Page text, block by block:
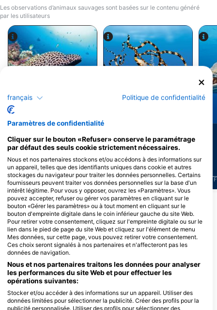
Les observations d’animaux sauvages sont basées sur le contenu généré
par les utilisateurs
Alamy-WaterFrame
J F M A J A S O
Alamy/Reinhard Dirscherl
J S O F
Centres de plongée desservant ce site
de plongée
TIKI DIVE
Q04 Quai Patrice Martin, 83240
CAVALAIRE SUR MER, France
SITES DE PLONGÉE À PROXIMITÉ
français Politique de confidentialité
Paramètres de confidentialité
Cliquer sur le bouton «Refuser» conserve le paramétrage
par défaut des seuls cookie strictement nécessaires.
Nous et nos partenaires stockons et/ou accédons à des informations sur
un appareil, telles que des identifiants uniques dans cookie et autres
stockages du navigateur pour traiter les données personnelles. Certains
fournisseurs peuvent traiter vos données personnelles sur la base d'un
intérêt légitime. Pour vous y opposer, ouvrez les «Paramètres». Vous
pouvez accepter, refuser ou gérer vos paramètres en cliquant sur le
bouton «Gérer les paramètres» ou à tout moment en cliquant sur le
bouton d'empreinte digitale dans le coin inférieur gauche du site Web.
Pour retirer votre consentement, cliquez sur l'empreinte digitale ou sur le
lien dans le pied de page du site Web et cliquez sur l'élément de menu
Mes données, sur cette page, vous pouvez retirer votre consentement.
Ces choix seront signalés à nos partenaires et n'affecteront pas les
données de navigation.
Nous et nos partenaires traitons les données pour analyser
les performances du site Web et pour effectuer les
opérations suivantes:
Stocker et/ou accéder à des informations sur un appareil. Utiliser des
données limitées pour sélectionner la publicité. Créer des profils pour la
publicité personnalisée. Utiliser des profils pour sélectionner des